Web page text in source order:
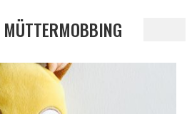
MÜTTERMOBBING